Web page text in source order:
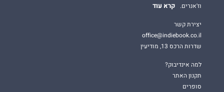
וז'אנרים.
קרא עוד
יצירת קשר
office@indiebook.co.il
שדרות הרכס 13, מודיעין
למה אינדיבוק?
תקנון האתר
סופרים